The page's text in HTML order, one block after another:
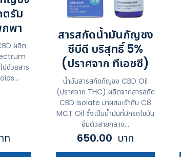
รัม
พา
ผลิต
ด้วยสาร
ท
สารสกัดน้ำมันกัญชง
ซีบีดี บริสุทธิ์ 5%
(ปราศจาก ทีเอชซี)
น้ำมันสารสกัดกัญชง CBD Oil
(ปราศจาก THC) ผลิตจากสารสกัด
CBD Isolate มาผสมเข้ากับ C8
MCT Oil ซึ่งเป็นน้ำมันที่มีกรดไขมัน
อิ่มตัวสายกลาง...
650.00 บาท